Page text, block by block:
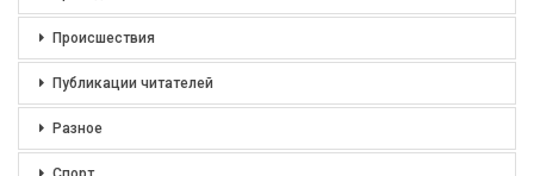
Происшествия
Публикации читателей
Разное